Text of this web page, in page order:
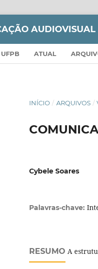
AUDIOVISUAL
ATUAL
INÍCIO / ARQUIVOS /
Cybele Soares
Palavras-chave:
RESUMO A